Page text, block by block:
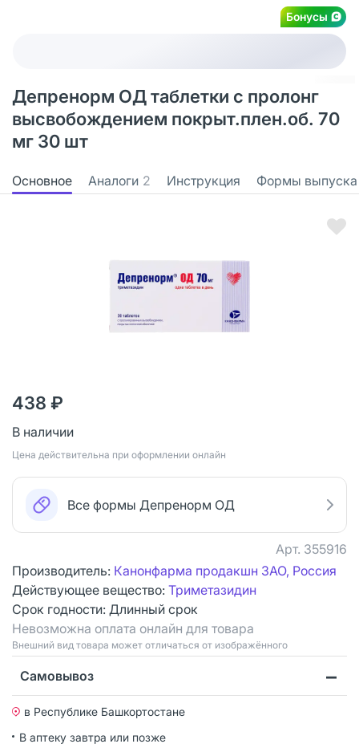
Бонусы
Депренорм ОД таблетки с пролонг
высвобождением покрыт.плен.об. 70
мг 30 шт
Основное Аналоги 2 Инструкция Формы выпуска
438 ₽
В наличии
Цена действительна при оформлении онлайн
Все формы Депренорм ОД
Арт. 355916
Производитель: Канонфарма продакшн ЗАО, Россия
Действующее вещество: Триметазидин
Срок годности: Длинный срок
Невозможна оплата онлайн для товара
Bнешний вид товара может отличаться от изображённого
Самовывоз
в Республике Башкортостане
В аптеку завтра или позже